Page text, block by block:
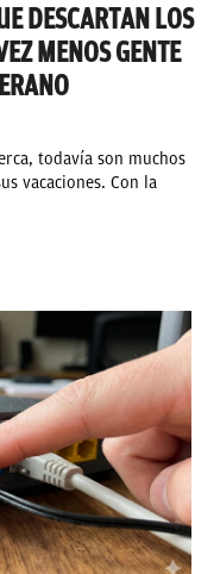
DESCARTAN LOS
MENOS GENTE
todavía son muchos
vacaciones. Con la